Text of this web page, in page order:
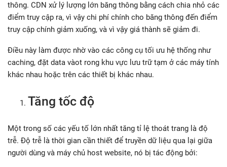
thông. CDN xử lý lượng lớn băng thông bằng cách chia nhỏ các
điểm truy cập ra, vì vậy chi phí chính cho băng thông đến điểm
truy cập chính giảm xuống, và vì vậy giá thành sẽ giảm đi.
Điều này làm được nhờ vào các công cụ tối ưu hệ thống như
caching, đặt data vàot rong khu vực lưu trữ tạm ở các máy tính
khác nhau hoặc trên các thiết bị khác nhau.
Tăng tốc độ
Một trong số các yếu tố lớn nhất tăng tỉ lệ thoát trang là độ
trễ. Độ trễ là thời gian cần thiết để truyền dữ liệu qua lại giữa
người dùng và máy chủ host website, nó bị tác động bởi: